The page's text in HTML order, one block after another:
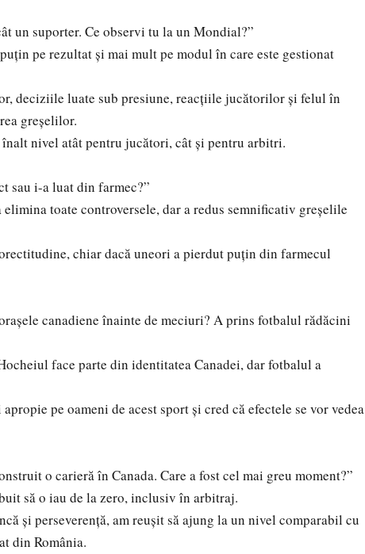
un suporter. Ce observi tu la un Mondial?”
pe rezultat și mai mult pe modul în care este gestionat
deciziile luate sub presiune, reacțiile jucătorilor și felul în
greșelilor.
nivel atât pentru jucători, cât și pentru arbitri.
sau i-a luat din farmec?”
toate controversele, dar a redus semnificativ greșelile
chiar dacă uneori a pierdut puțin din farmecul
canadiene înainte de meciuri? A prins fotbalul rădăcini
face parte din identitatea Canadei, dar fotbalul a
pe oameni de acest sport și cred că efectele se vor vedea
o carieră în Canada. Care a fost cel mai greu moment?”
să o iau de la zero, inclusiv în arbitraj.
și perseverență, am reușit să ajung la un nivel comparabil cu
din România.